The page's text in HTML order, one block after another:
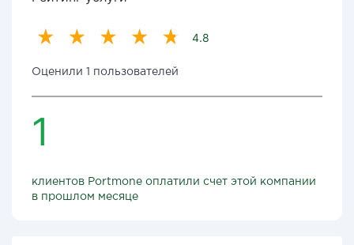
4.8
Оценили 1 пользователей
1
клиентов Portmone оплатили счет этой компании
в прошлом месяце